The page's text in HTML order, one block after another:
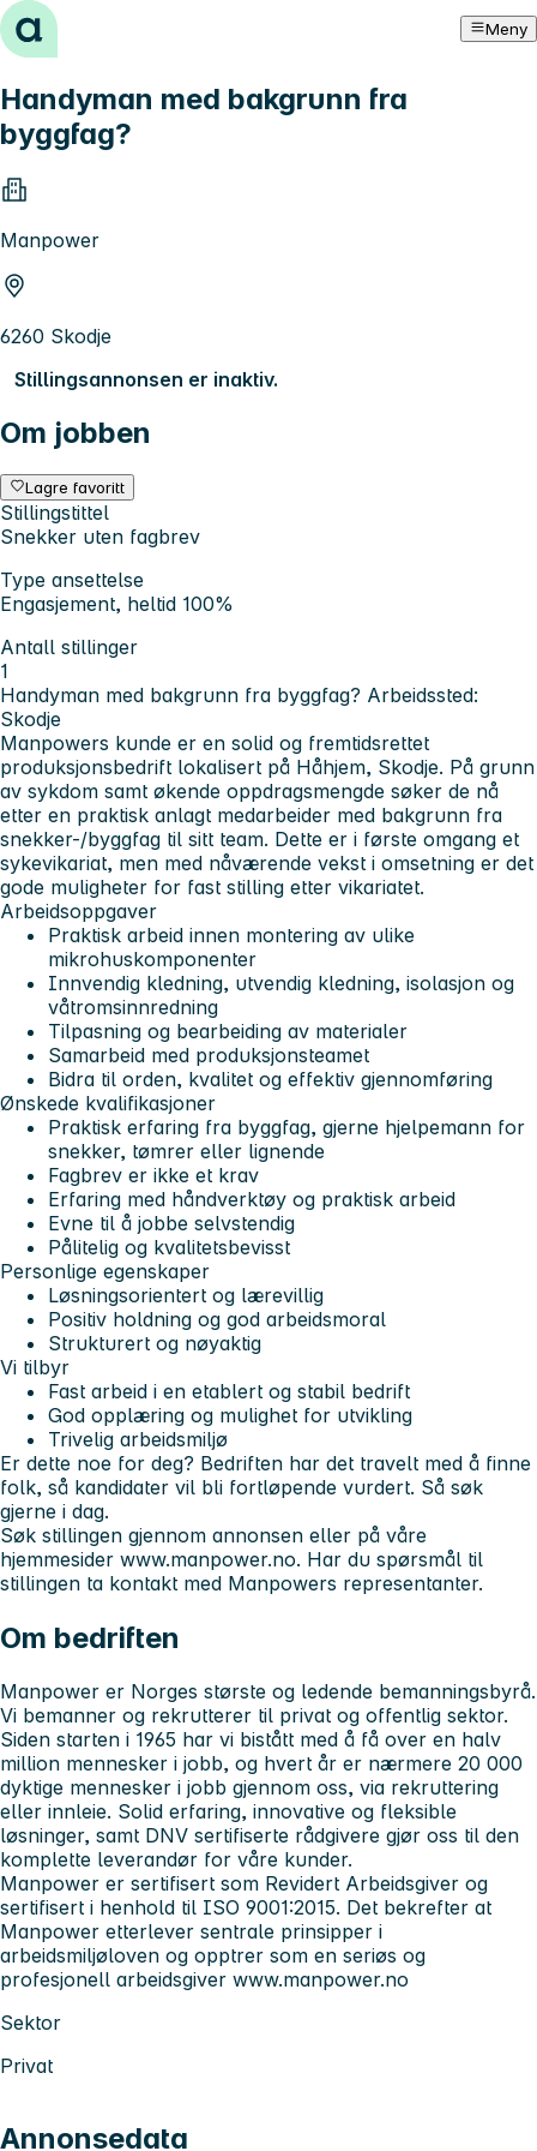
Hopp til innhold Meny
Handyman med bakgrunn fra
byggfag?
Manpower
6260 Skodje
Stillingsannonsen er inaktiv.
Om jobben
Lagre favoritt
Stillingstittel
Snekker uten fagbrev
Type ansettelse
Engasjement, heltid 100%
Antall stillinger
1
Handyman med bakgrunn fra byggfag? Arbeidssted:
Skodje
Manpowers kunde er en solid og fremtidsrettet
produksjonsbedrift lokalisert på Håhjem, Skodje. På grunn
av sykdom samt økende oppdragsmengde søker de nå
etter en praktisk anlagt medarbeider med bakgrunn fra
snekker-/byggfag til sitt team. Dette er i første omgang et
sykevikariat, men med nåværende vekst i omsetning er det
gode muligheter for fast stilling etter vikariatet.
Arbeidsoppgaver
Praktisk arbeid innen montering av ulike
mikrohuskomponenter
Innvendig kledning, utvendig kledning, isolasjon og
våtromsinnredning
Tilpasning og bearbeiding av materialer
Samarbeid med produksjonsteamet
Bidra til orden, kvalitet og effektiv gjennomføring
Ønskede kvalifikasjoner
Praktisk erfaring fra byggfag, gjerne hjelpemann for
snekker, tømrer eller lignende
Fagbrev er ikke et krav
Erfaring med håndverktøy og praktisk arbeid
Evne til å jobbe selvstendig
Pålitelig og kvalitetsbevisst
Personlige egenskaper
Løsningsorientert og lærevillig
Positiv holdning og god arbeidsmoral
Strukturert og nøyaktig
Vi tilbyr
Fast arbeid i en etablert og stabil bedrift
God opplæring og mulighet for utvikling
Trivelig arbeidsmiljø
Er dette noe for deg? Bedriften har det travelt med å finne
folk, så kandidater vil bli fortløpende vurdert. Så søk
gjerne i dag.
Søk stillingen gjennom annonsen eller på våre
hjemmesider www.manpower.no. Har du spørsmål til
stillingen ta kontakt med Manpowers representanter.
Om bedriften
Manpower er Norges største og ledende bemanningsbyrå.
Vi bemanner og rekrutterer til privat og offentlig sektor.
Siden starten i 1965 har vi bistått med å få over en halv
million mennesker i jobb, og hvert år er nærmere 20 000
dyktige mennesker i jobb gjennom oss, via rekruttering
eller innleie. Solid erfaring, innovative og fleksible
løsninger, samt DNV sertifiserte rådgivere gjør oss til den
komplette leverandør for våre kunder.
Manpower er sertifisert som Revidert Arbeidsgiver og
sertifisert i henhold til ISO 9001:2015. Det bekrefter at
Manpower etterlever sentrale prinsipper i
arbeidsmiljøloven og opptrer som en seriøs og
profesjonell arbeidsgiver www.manpower.no
Sektor
Privat
Annonsedata